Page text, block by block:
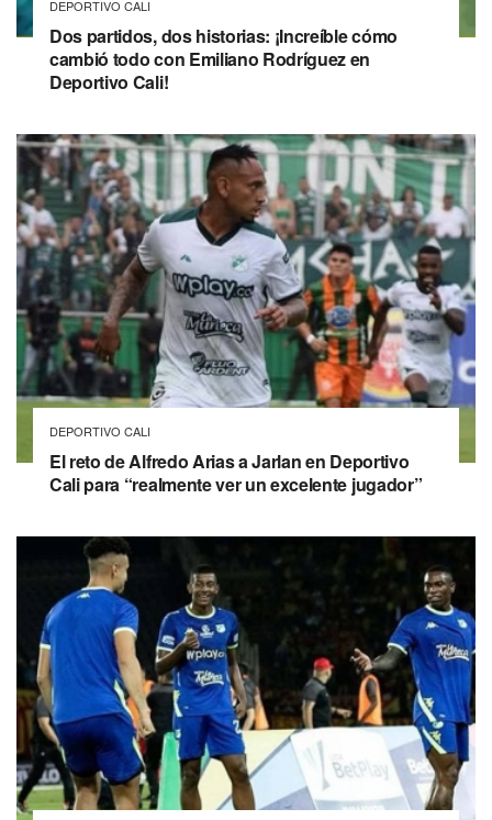
DEPORTIVO CALI
Dos partidos, dos historias: ¡Increíble cómo
cambió todo con Emiliano Rodríguez en
Deportivo Cali!
DEPORTIVO CALI
El reto de Alfredo Arias a Jarlan en Deportivo
Cali para “realmente ver un excelente jugador”